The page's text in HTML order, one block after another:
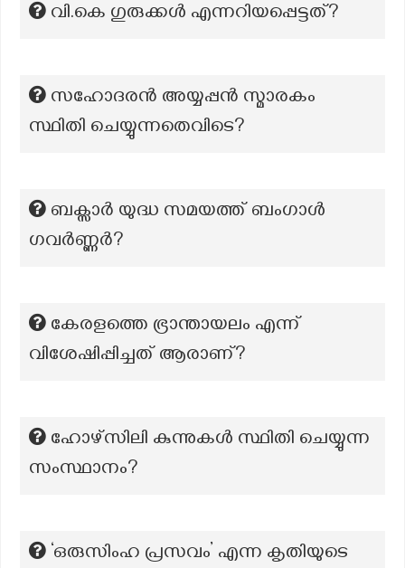
വി.കെ ഗുരുക്കള്‍ എന്നറിയപ്പെട്ടത്?
സഹോദരൻ അയ്യപ്പൻ സ്മാരകം
സ്ഥിതി ചെയ്യുന്നതെവിടെ?
ബക്സാർ യുദ്ധ സമയത്ത് ബംഗാൾ
ഗവർണ്ണർ?
കേരളത്തെ ഭ്രാന്തായലം എന്ന്
വിശേഷിപ്പിച്ചത് ആരാണ്?
ഹോഴ്സിലി കുന്നുകൾ സ്ഥിതി ചെയ്യുന്ന
സംസ്ഥാനം?
‘ഒരുസിംഹ പ്രസവം’ എന്ന കൃതിയുടെ